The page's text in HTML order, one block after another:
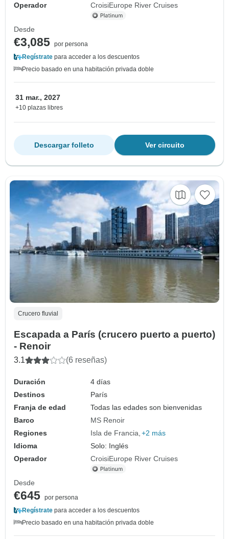
Operador
CroisiEurope River Cruises
Desde
€3,085 por persona
Regístrate para acceder a los descuentos
Precio basado en una habitación privada doble
31 mar., 2027
+10 plazas libres
Ver circuito
Descargar folleto
Crucero fluvial
Escapada a París (crucero puerto a puerto)
- Renoir
3.1 (6 reseñas)
Duración
4 días
Destinos
París
Franja de edad
Todas las edades son bienvenidas
Barco
MS Renoir
Regiones
Isla de Francia +2 más
Idioma
Solo: Inglés
Operador
CroisiEurope River Cruises
Desde
€645 por persona
Regístrate para acceder a los descuentos
Precio basado en una habitación privada doble